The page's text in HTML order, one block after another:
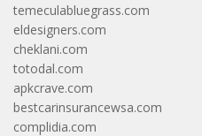
temeculabluegrass.com
eldesigners.com
cheklani.com
totodal.com
apkcrave.com
bestcarinsurancewsa.com
complidia.com